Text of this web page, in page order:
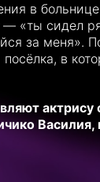
в
«ты сидел
за меня».
в